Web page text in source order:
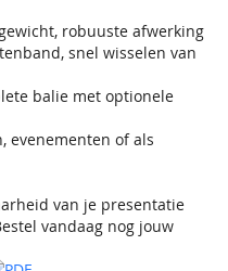
robuuste afwerking
snel wisselen van
balie met optionele
evenementen of als
van je presentatie
vandaag nog jouw